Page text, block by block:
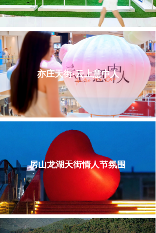
亦庄天街·云上意中人
房山龙湖天街情人节氛围